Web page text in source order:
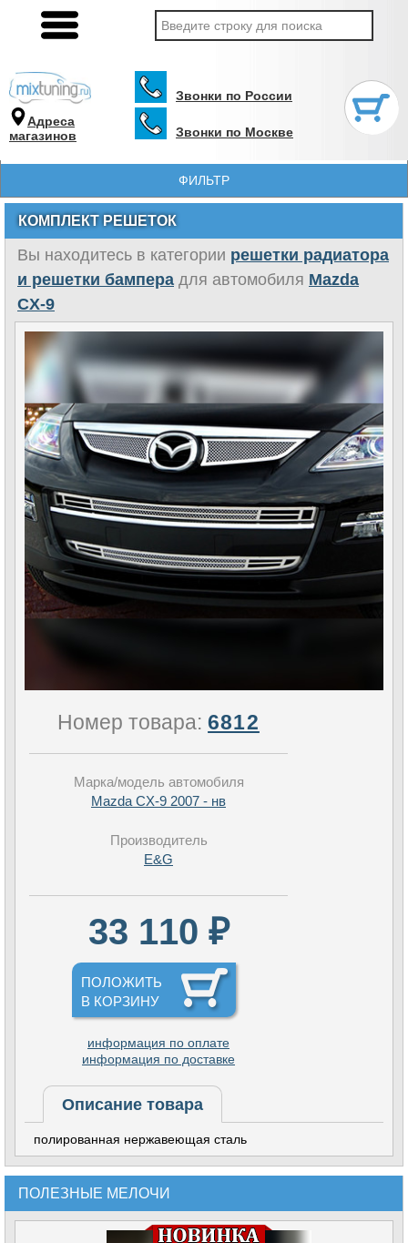
Адреса
магазинов
Звонки по России
Звонки по Москве
ФИЛЬТР
КОМПЛЕКТ РЕШЕТОК
Вы находитесь в категории решетки радиатора
и решетки бампера для автомобиля Mazda
CX-9
Номер товара:6812
Марка/модель автомобиля
Mazda CX-9 2007 - нв
Производитель
E&G
33 110 ₽
ПОЛОЖИТЬ
В КОРЗИНУ
информация по оплате
информация по доставке
Описание товара
полированная нержавеющая сталь
ПОЛЕЗНЫЕ МЕЛОЧИ